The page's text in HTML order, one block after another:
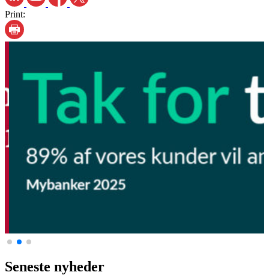
Print:
Seneste nyheder